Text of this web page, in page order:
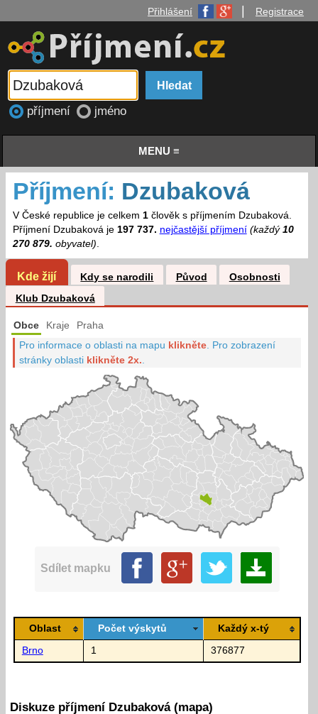
Přihlášení Registrace
příjmení jméno
MENU ≡
Příjmení: Dzubaková
V České republice je celkem 1člověk s příjmením Dzubaková.
Příjmení Dzubaková je 197 737. nejčastější příjmení (každý 10
270 879. obyvatel).
Kde žijí Kdy se narodili Původ
Osobnosti
Klub Dzubaková
Obce Kraje Praha
Pro informace o oblasti na mapu klikněte Pro zobrazení
stránky oblasti klikněte 2x.
Sdílet mapku
Oblast Počet výskytů Každý x-tý
Brno 1 376877
Diskuze příjmení Dzubaková (mapa)